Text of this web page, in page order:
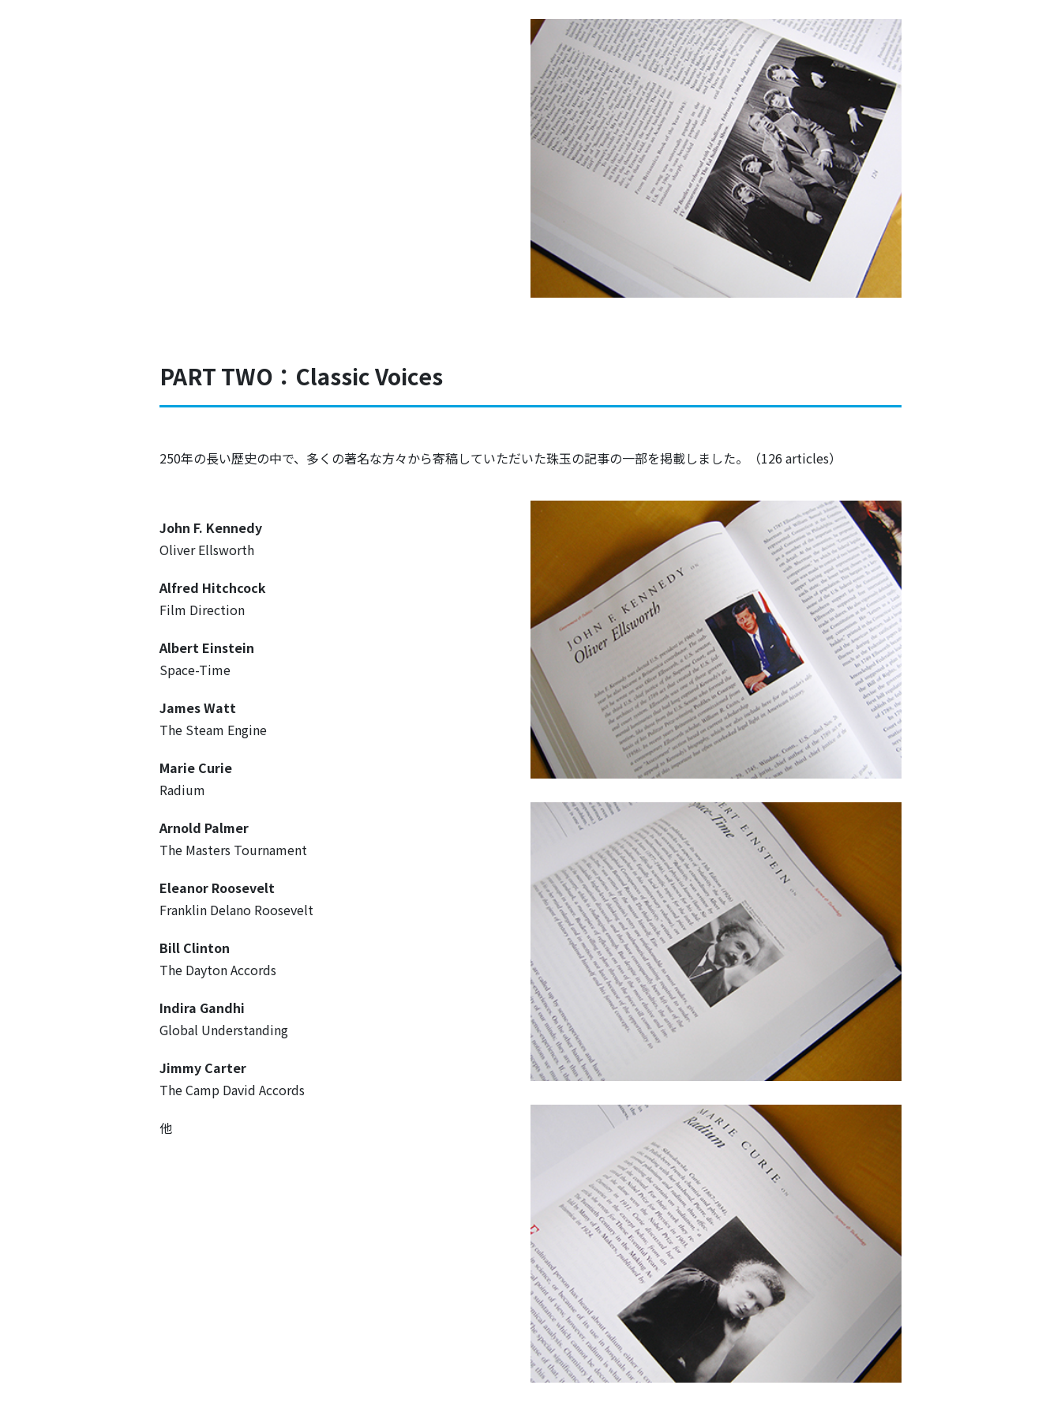
PART TWO：Classic Voices
250年の長い歴史の中で、多くの著名な方々から寄稿していただいた珠玉の記事の一部を掲載しました。（126 articles）
John F. Kennedy
Oliver Ellsworth
Alfred Hitchcock
Film Direction
Albert Einstein
Space-Time
James Watt
The Steam Engine
Marie Curie
Radium
Arnold Palmer
The Masters Tournament
Eleanor Roosevelt
Franklin Delano Roosevelt
Bill Clinton
The Dayton Accords
Indira Gandhi
Global Understanding
Jimmy Carter
The Camp David Accords
他